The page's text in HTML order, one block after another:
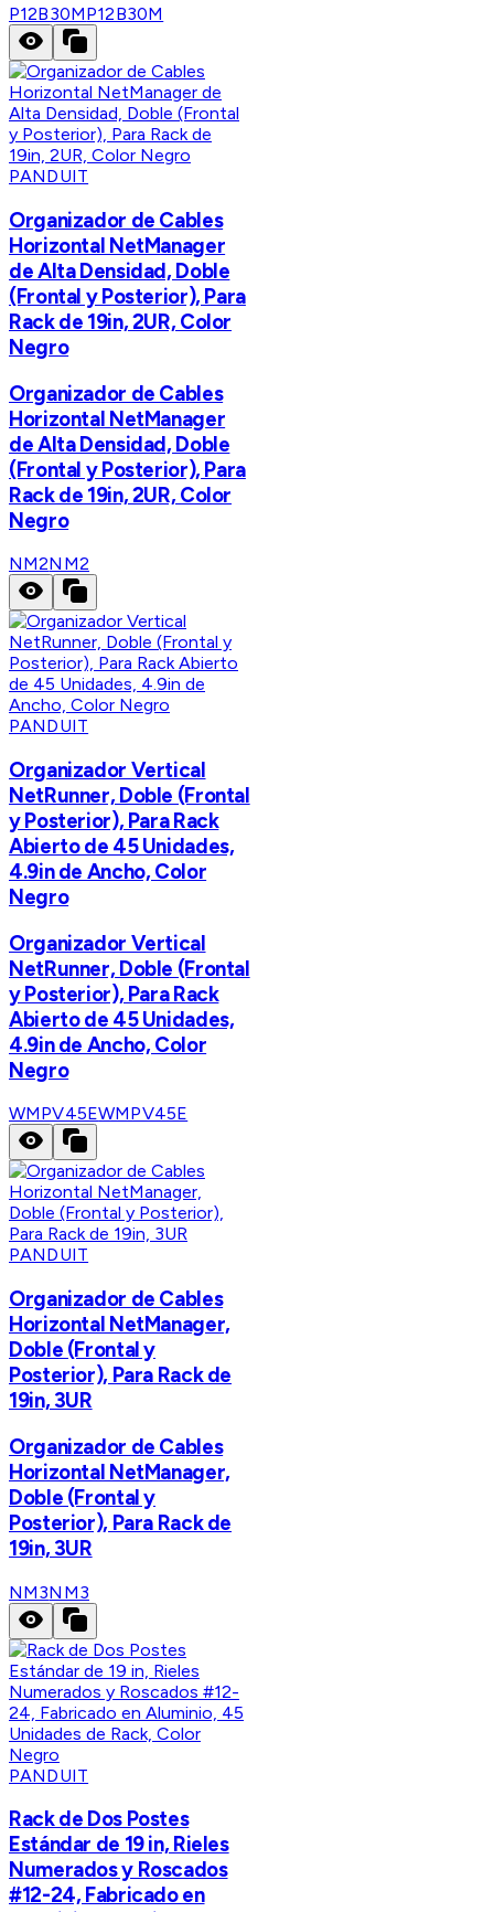
P12B30MP12B30M
PANDUIT
Organizador de Cables
Horizontal NetManager
de Alta Densidad, Doble
(Frontal y Posterior), Para
Rack de 19in, 2UR, Color
Negro
Organizador de Cables
Horizontal NetManager
de Alta Densidad, Doble
(Frontal y Posterior), Para
Rack de 19in, 2UR, Color
Negro
NM2NM2
PANDUIT
Organizador Vertical
NetRunner, Doble (Frontal
y Posterior), Para Rack
Abierto de 45 Unidades,
4.9in de Ancho, Color
Negro
Organizador Vertical
NetRunner, Doble (Frontal
y Posterior), Para Rack
Abierto de 45 Unidades,
4.9in de Ancho, Color
Negro
WMPV45EWMPV45E
PANDUIT
Organizador de Cables
Horizontal NetManager,
Doble (Frontal y
Posterior), Para Rack de
19in, 3UR
Organizador de Cables
Horizontal NetManager,
Doble (Frontal y
Posterior), Para Rack de
19in, 3UR
NM3NM3
PANDUIT
Rack de Dos Postes
Estándar de 19 in, Rieles
Numerados y Roscados
#12-24, Fabricado en